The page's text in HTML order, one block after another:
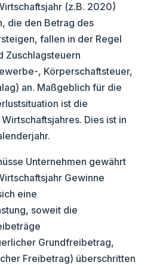
(z.B. 2020)
die den Betrag des
fallen in der Regel
Zuschlagsteuern
, Körperschaftsteuer,
an. Maßgeblich für die
ist die
Dies ist in
Unternehmen gewährt
Gewinne
eine
soweit die
Grundfreibetrag,
Freibetrag) überschritten